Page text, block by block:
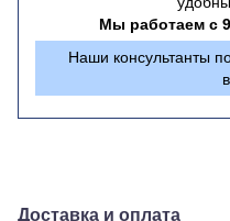
Мы работаем с
Наши консультанты
Доставка и оплата